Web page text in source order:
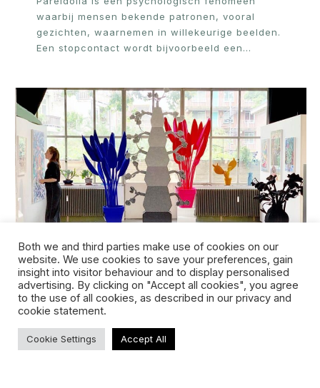
waarbij mensen bekende patronen, vooral
gezichten, waarnemen in willekeurige beelden.
Een stopcontact wordt bijvoorbeeld een…
Kunstkorting Wandschappen: 25% korting in mei!
Gedurende de hele maand mei is er maar liefst
25% korting op alle (ja, alle!) producten van
Both we and third parties make use of cookies on our
website. We use cookies to save your preferences, gain
insight into visitor behaviour and to display personalised
advertising. By clicking on "Accept all cookies", you agree
to the use of all cookies, as described in our privacy and
cookie statement.
Cookie Settings Accept All